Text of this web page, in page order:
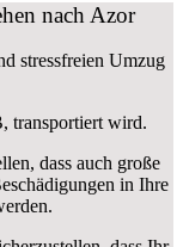
nach Azor
stressfreien Umzug
transportiert wird.
dass auch große
in Ihre